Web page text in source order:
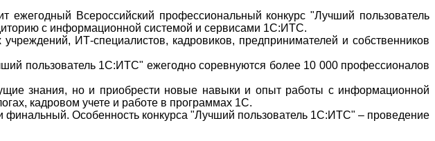
Всероссийский профессиональный конкурс "Лучший пользователь
с информационной системой и сервисами 1С:ИТС.
ИТ-специалистов, кадровиков, предпринимателей и собственников
пользователь 1С:ИТС" ежегодно соревнуются более 10 000 профессионалов
знания, но и приобрести новые навыки и опыт работы с информационной
кадровом учете и работе в программах 1С.
Особенность конкурса "Лучший пользователь 1С:ИТС" – проведение